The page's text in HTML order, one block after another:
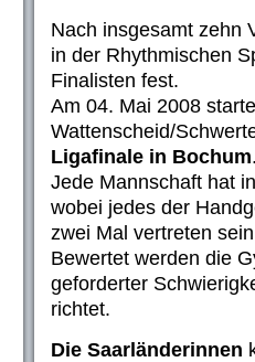
Nach insgesamt zehn
in der Rhythmischen
Finalisten fest.
Am 04. Mai 2008
Wattenscheid/
Ligafinale in Bochum
Jede Mannschaft hat
wobei jedes der
zwei Mal vertreten
Bewertet werden die
geforderter
richtet.
Die Saarländerinnen